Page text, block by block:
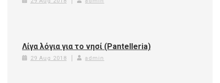
Λίγα λόγια για το νησί (Pantelleria)
29 Aug 2018 admin